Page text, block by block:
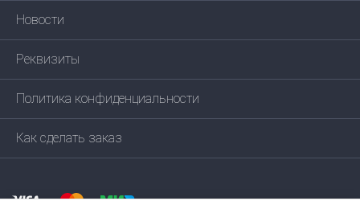
Новости
Реквизиты
Политика конфиденциальности
Как сделать заказ